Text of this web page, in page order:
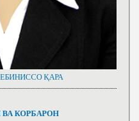
ҚАРА
КОРБАРОН